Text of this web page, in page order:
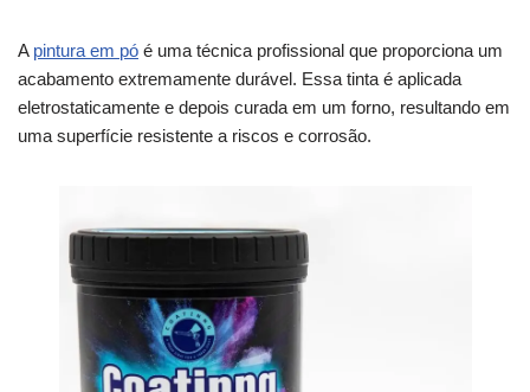
A pintura em pó é uma técnica profissional que proporciona um
acabamento extremamente durável. Essa tinta é aplicada
eletrostaticamente e depois curada em um forno, resultando em
uma superfície resistente a riscos e corrosão.